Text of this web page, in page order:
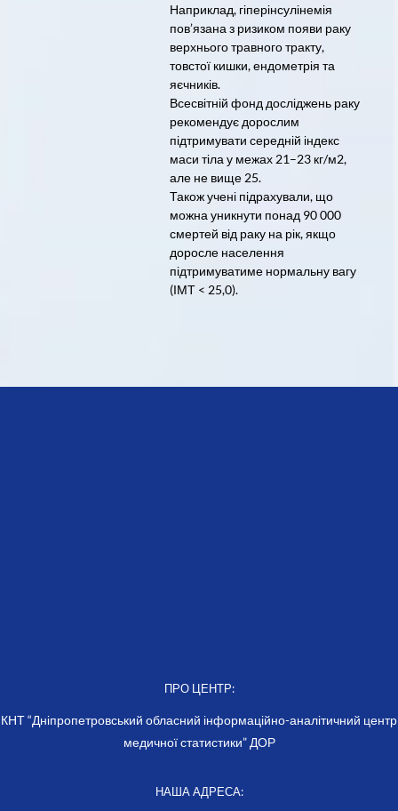
Наприклад, гіперінсулінемія
пов’язана з ризиком появи раку
верхнього травного тракту,
товстої кишки, ендометрія та
яєчників.
Всесвітній фонд досліджень раку
рекомендує дорослим
підтримувати середній індекс
маси тіла у межах 21–23 кг/м2,
але не вище 25.
Також учені підрахували, що
можна уникнути понад 90 000
смертей від раку на рік, якщо
доросле населення
підтримуватиме нормальну вагу
(ІМТ < 25,0).
ПРО ЦЕНТР:
КНТ “Дніпропетровський обласний інформаційно-аналітичний центр
медичної статистики” ДОР
НАША АДРЕСА: